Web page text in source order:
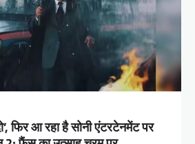
फिर आ रहा है सोनी एंटरटेनमेंट पर